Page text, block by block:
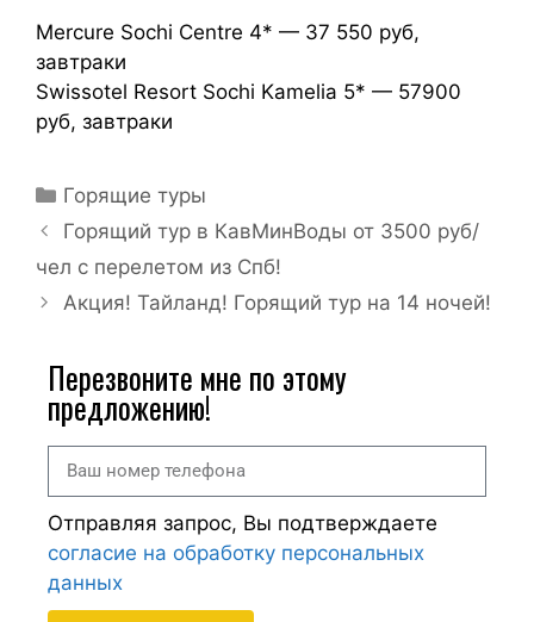
Mercure Sochi Centre 4* — 37 550 руб,
завтраки
Swissotel Resort Sochi Kamelia 5* — 57900
руб, завтраки
Горящие туры
Горящий тур в КавМинВоды от 3500 руб/
чел с перелетом из Спб!
Акция! Тайланд! Горящий тур на 14 ночей!
Перезвоните мне по этому
предложению!
Отправляя запрос, Вы подтверждаете
согласие на обработку персональных
данных